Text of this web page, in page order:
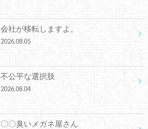
会社が移転しますよ。
2026.08.05
不公平な選択肢
2026.08.04
〇〇臭いメガネ屋さん